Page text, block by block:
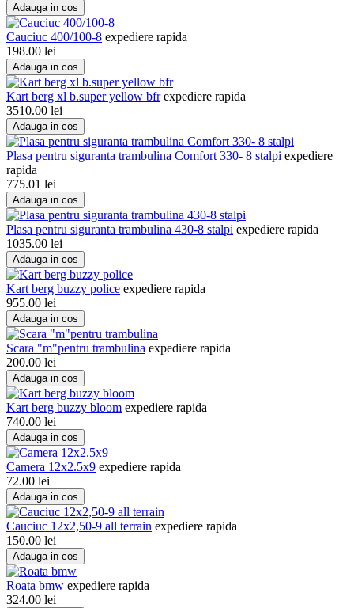
Adauga in cos
Cauciuc 400/100-8 expediere rapida
198.00 lei
Adauga in cos
Kart berg xl b.super yellow bfr expediere rapida
3510.00 lei
Adauga in cos
Plasa pentru siguranta trambulina Comfort 330- 8 stalpi expediere
rapida
775.01 lei
Adauga in cos
Plasa pentru siguranta trambulina 430-8 stalpi expediere rapida
1035.00 lei
Adauga in cos
Kart berg buzzy police expediere rapida
955.00 lei
Adauga in cos
Scara "m"pentru trambulina expediere rapida
200.00 lei
Adauga in cos
Kart berg buzzy bloom expediere rapida
740.00 lei
Adauga in cos
Camera 12x2.5x9 expediere rapida
72.00 lei
Adauga in cos
Cauciuc 12x2,50-9 all terrain expediere rapida
150.00 lei
Adauga in cos
Roata bmw expediere rapida
324.00 lei